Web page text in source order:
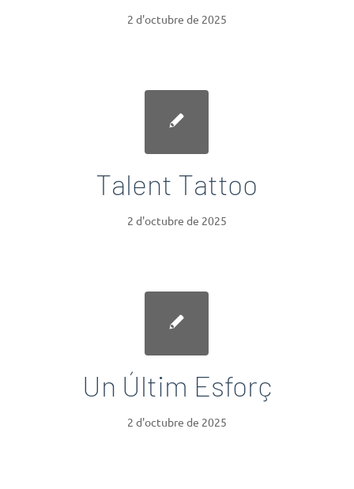
2 d'octubre de 2025
Talent Tattoo
2 d'octubre de 2025
Un Últim Esforç
2 d'octubre de 2025